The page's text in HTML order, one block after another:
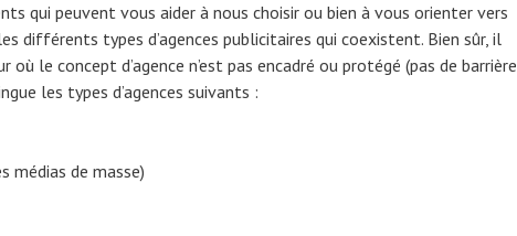
qui peuvent vous aider à nous choisir ou bien à vous orienter vers
différents types d’agences publicitaires qui coexistent. Bien sûr, il
le concept d’agence n’est pas encadré ou protégé (pas de barrière
les types d’agences suivants :
médias de masse)